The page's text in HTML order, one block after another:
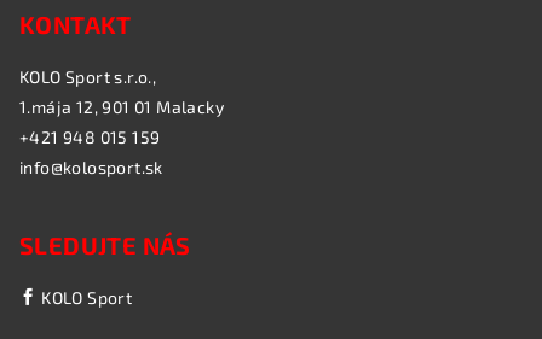
KONTAKT
KOLO Sport s.r.o.,
1.mája 12, 901 01 Malacky
+421 948 015 159
info@kolosport.sk
SLEDUJTE NÁS
KOLO Sport